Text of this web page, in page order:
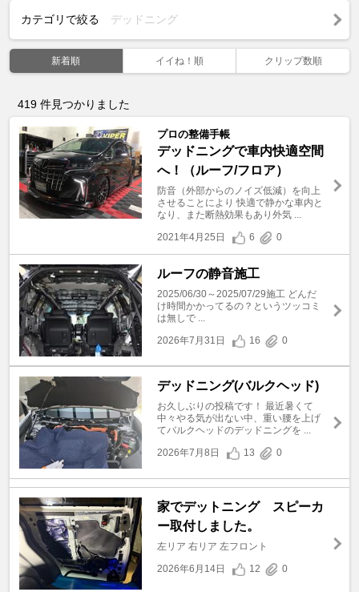
カテゴリで絞る デッドニング
新着順 イイね！順 クリップ数順
419 件見つかりました
プロの整備手帳
デッドニングで車内快適空間
へ！（ルーフ/フロア）
防音（外部からのノイズ低減）を向上
させることにより 快適で静かな車内と
なり、また断熱効果もあり外気 ...
2021年4月25日
6 0
ルーフの静音施工
2025/06/30～2025/07/29施工 どんだ
け時間かかってるの？というツッコミ
は無しで ...
2026年7月31日
16 0
デッドニング(バルクヘッド)
お久しぶりの投稿です！ 最近暑くて
中々やる気が出ない中、重い腰を上げ
てバルクヘッドのデッドニングを ...
2026年7月8日
13 0
家でデットニング スピーカ
ー取付しました。
左リア 右リア 左フロント
2026年6月14日
12 0